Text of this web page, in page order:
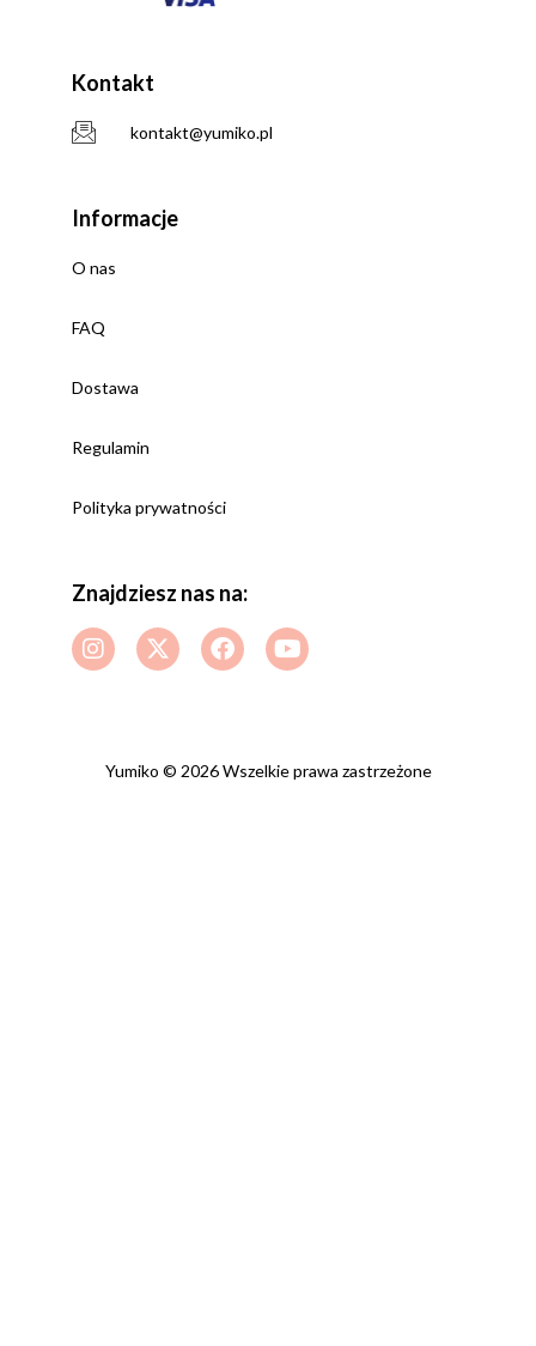
Kontakt
kontakt@yumiko.pl
Informacje
O nas
FAQ
Dostawa
Regulamin
Polityka prywatności
Znajdziesz nas na:
Yumiko © 2026 Wszelkie prawa zastrzeżone